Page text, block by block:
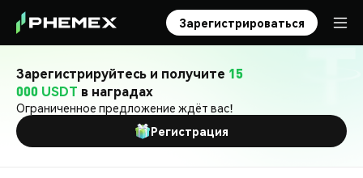
Зарегистрироваться
Зарегистрируйтесь и получите 15
000 USDT в наградах
Ограниченное предложение ждёт вас!
Регистрация